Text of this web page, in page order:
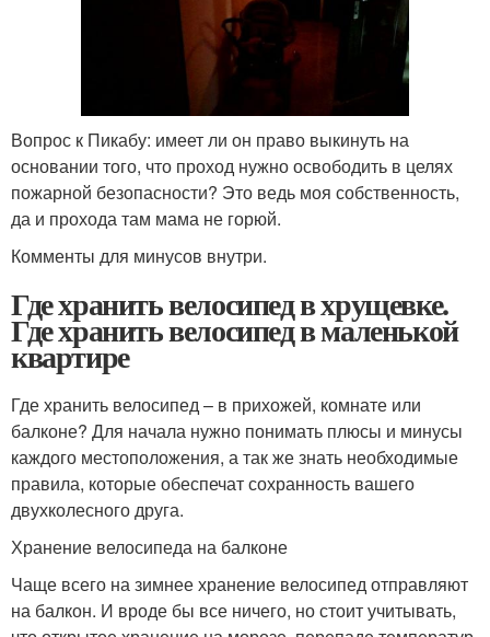
Вопрос к Пикабу: имеет ли он право выкинуть на
основании того, что проход нужно освободить в целях
пожарной безопасности? Это ведь моя собственность,
да и прохода там мама не горюй.
Комменты для минусов внутри.
Где хранить велосипед в хрущевке.
Где хранить велосипед в маленькой
квартире
Где хранить велосипед – в прихожей, комнате или
балконе? Для начала нужно понимать плюсы и минусы
каждого местоположения, а так же знать необходимые
правила, которые обеспечат сохранность вашего
двухколесного друга.
Хранение велосипеда на балконе
Чаще всего на зимнее хранение велосипед отправляют
на балкон. И вроде бы все ничего, но стоит учитывать,